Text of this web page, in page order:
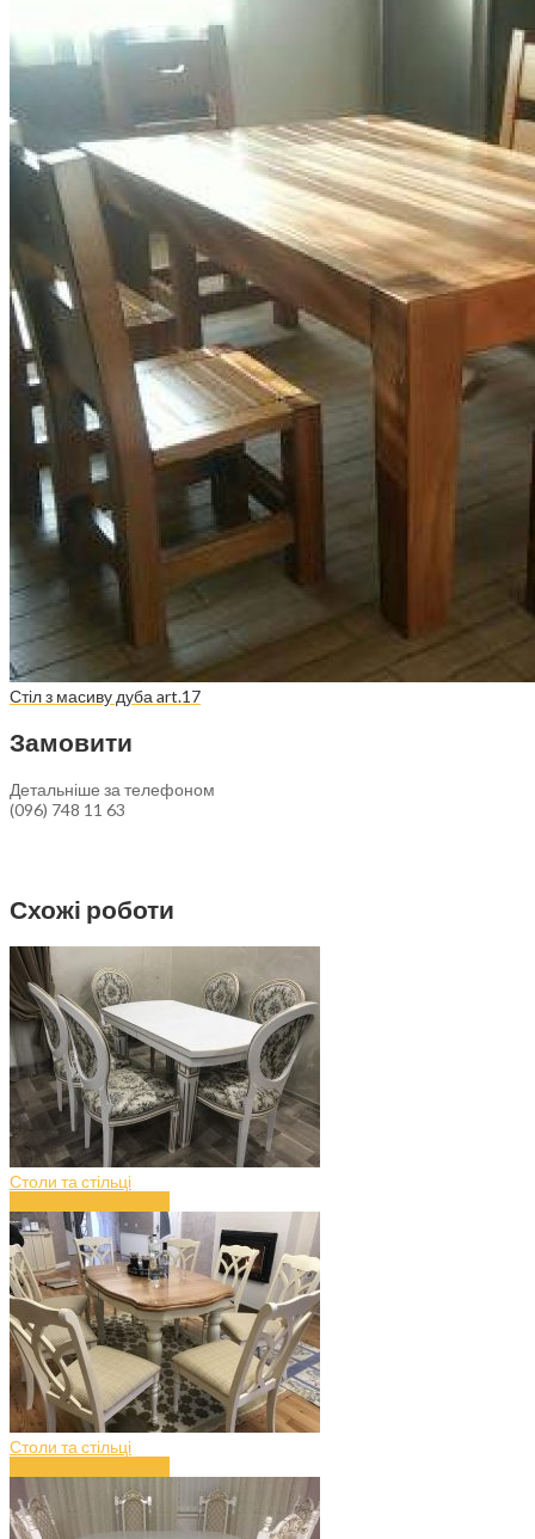
Стіл з масиву дуба art.17
Замовити
Детальніше за телефоном
(096) 748 11 63
Схожі роботи
Столи та стільці
Столи та стільці